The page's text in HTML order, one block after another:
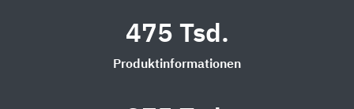
475 Tsd.
Produktinformationen